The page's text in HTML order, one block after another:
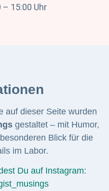
– 15:00 Uhr
auf dieser Seite wurden
gestaltet – mit Humor,
Blick für die
im Labor.
Du auf Instagram: